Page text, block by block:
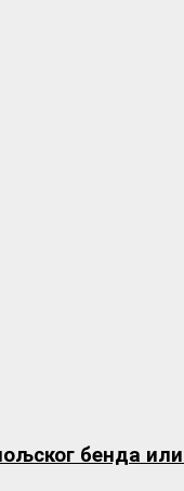
бенда